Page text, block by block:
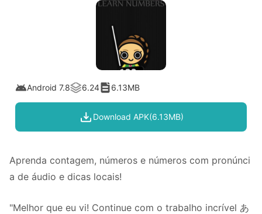
Android 7.8 6.24 6.13MB
Download APK(6.13MB)
Aprenda contagem, números e números com pronúnci
a de áudio e dicas locais!
"Melhor que eu vi! Continue com o trabalho incrível あ